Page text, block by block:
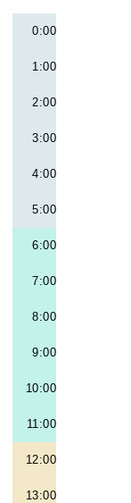
0:00
1:00
2:00
3:00
4:00
5:00
6:00
7:00
8:00
9:00
10:00
11:00
12:00
13:00